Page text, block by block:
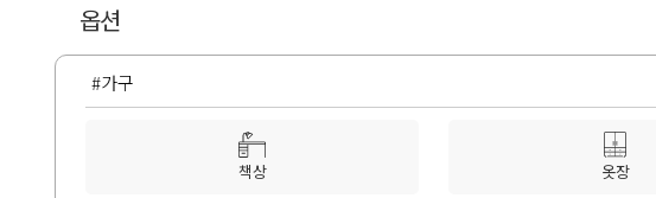
옵션
#가구
책상 옷장